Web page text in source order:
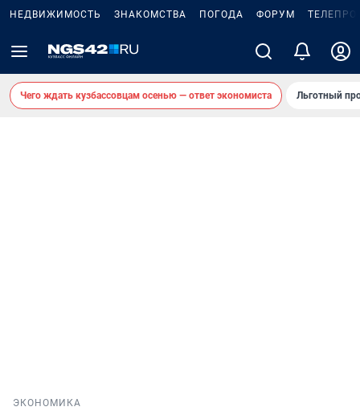
НЕДВИЖИМОСТЬ ЗНАКОМСТВА ПОГОДА ФОРУМ
Чего ждать кузбассовцам осенью — ответ экономиста Льготный
ЭКОНОМИКА